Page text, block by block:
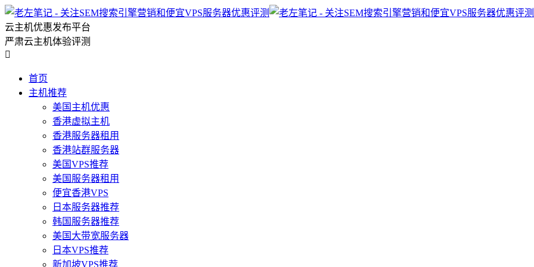
云主机优惠发布平台
严肃云主机体验评测

首页
主机推荐
美国主机优惠
香港虚拟主机
香港服务器租用
香港站群服务器
美国VPS推荐
美国服务器租用
便宜香港VPS
日本服务器推荐
韩国服务器推荐
美国大带宽服务器
日本VPS推荐
新加坡VPS推荐